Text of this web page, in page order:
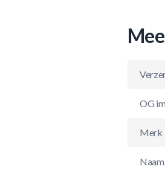
OG
Merk